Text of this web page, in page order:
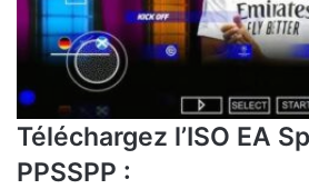
Téléchargez l’ISO EA
PPSSPP :